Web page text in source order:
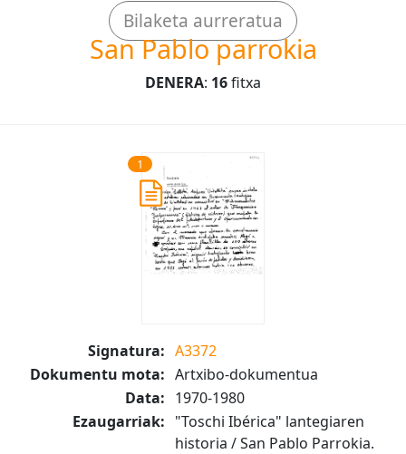
Bilaketa aurreratua
San Pablo parrokia
DENERA: 16fitxa
1
Signatura: A3372
Dokumentu mota: Artxibo-dokumentua
Data: 1970-1980
Ezaugarriak: "Toschi Ibérica" lantegiaren
historia / San Pablo Parrokia.